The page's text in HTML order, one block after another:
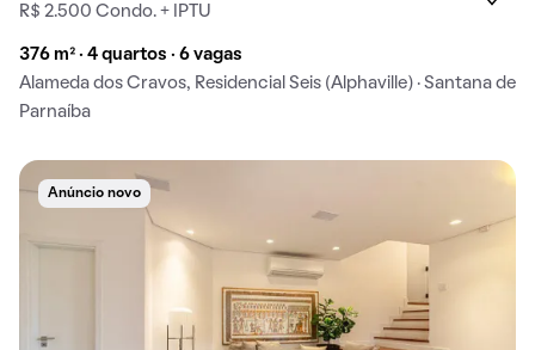
R$ 2.500 Condo. + IPTU
376 m² · 4 quartos · 6 vagas
Alameda dos Cravos, Residencial Seis (Alphaville) · Santana de
Parnaíba
Anúncio novo